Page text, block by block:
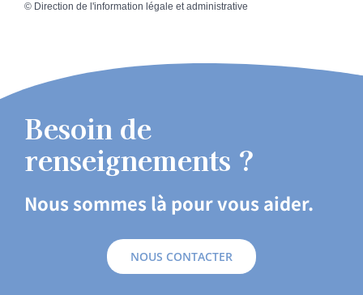
© Direction de l'information légale et administrative
Besoin de
renseignements ?
Nous sommes là pour vous aider.
NOUS CONTACTER